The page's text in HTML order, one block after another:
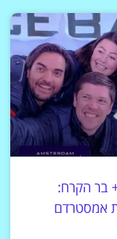
בר הקרח:
אמסטרדם